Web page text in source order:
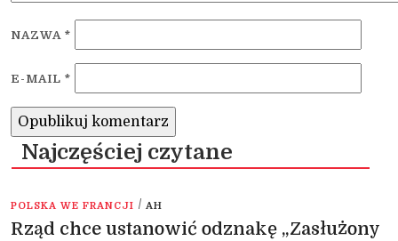
NAZWA *
E-MAIL *
Najczęściej czytane
POLSKA WE FRANCJI / AH
Rząd chce ustanowić odznakę „Zasłużony